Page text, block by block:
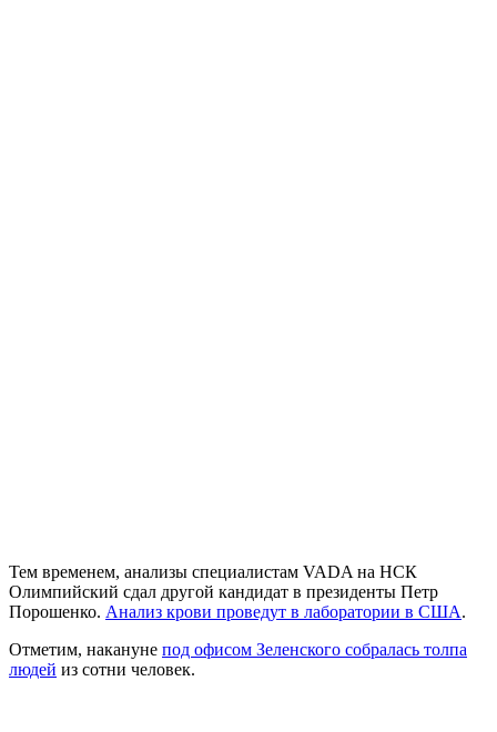
Тем временем, анализы специалистам VADA на НСК
Олимпийский сдал другой кандидат в президенты Петр
Порошенко. Анализ крови проведут в лаборатории в США.
Отметим, накануне под офисом Зеленского собралась толпа
людей из сотни человек.